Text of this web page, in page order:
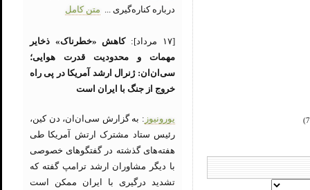
درباره کناره‌گیری ... متن کامل
[۱۷ مرداد]:
کاهش «خطرناک» ذخایر
مهمات و محدودیت قدرت هوایی؛
سی‌ان‌ان: ژنرال ارشد آمریکا در پی راه
خروج از جنگ با ایران است
یورونیوز : به گزارش سی‌ان‌ان، دن کین،
رئیس ستاد مشترک ارتش آمریکا طی
هفته‌های گذشته در گفتگوهای خصوصی
با دیگر مشاوران ارشد ترامپ گفته که
تشدید درگیری با ایران ممکن است